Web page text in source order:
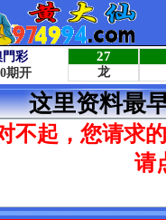
这里资料最
不起，您请求
请